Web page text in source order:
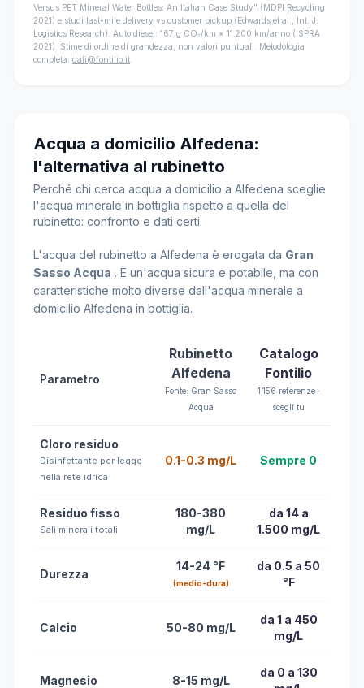
Versus PET Mineral Water Bottles: An Italian Case Study" (MDPI Recycling
2021) e studi last-mile delivery vs customer pickup (Edwards et al., Int. J.
Logistics Research). Auto diesel: 167 g CO₂/km × 11.200 km/anno (ISPRA
2021). Stime di ordine di grandezza, non valori puntuali. Metodologia
completa: dati@fontilio.it
Acqua a domicilio Alfedena:
l'alternativa al rubinetto
Perché chi cerca acqua a domicilio a Alfedena sceglie
l'acqua minerale in bottiglia rispetto a quella del
rubinetto: confronto e dati certi.
L'acqua del rubinetto a Alfedena è erogata da Gran
Sasso Acqua . È un'acqua sicura e potabile, ma con
caratteristiche molto diverse dall'acqua minerale a
domicilio Alfedena in bottiglia.
Parametro
Rubinetto
Alfedena
Fonte: Gran Sasso
Acqua
Catalogo
Fontilio
1.156 referenze ·
scegli tu
Cloro residuo
Disinfettante per legge
nella rete idrica
0.1-0.3 mg/L Sempre 0
Residuo fisso
Sali minerali totali
180-380
mg/L
da 14 a
1.500 mg/L
Durezza
14-24 °F
(medio-dura)
da 0.5 a 50
°F
Calcio 50-80 mg/L
da 1 a 450
mg/L
Magnesio 8-15 mg/L
da 0 a 130